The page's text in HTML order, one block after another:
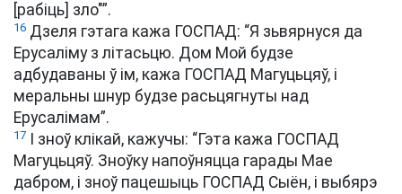
[рабіць] зло"”.
16 Дзеля гэтага кажа ГОСПАД: “Я зьвярнуся да
Ерусаліму з літасьцю. Дом Мой будзе
адбудаваны ў ім, кажа ГОСПАД Магуцьцяў, і
меральны шнур будзе расьцягнуты над
Ерусалімам”.
17
І зноў клікай, кажучы: “Гэта кажа ГОСПАД
Магуцьцяў. Зноўку напоўняцца гарады Мае
дабром, і зноў пацешыць ГОСПАД Сыён, і выбярэ